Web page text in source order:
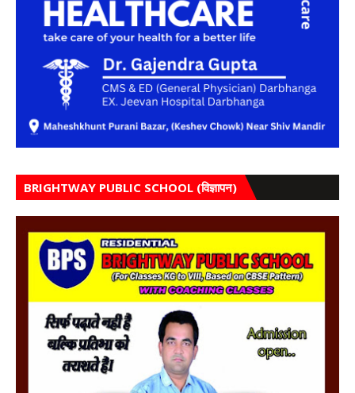
BRIGHTWAY PUBLIC SCHOOL (विज्ञापन)